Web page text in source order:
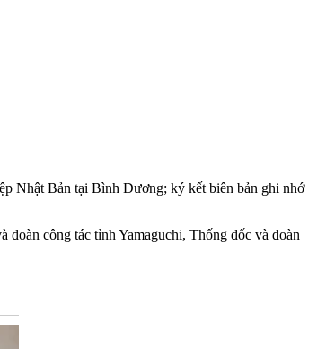
Nhật Bản tại Bình Dương; ký kết biên bản ghi nhớ
công tác tỉnh Yamaguchi, Thống đốc và đoàn